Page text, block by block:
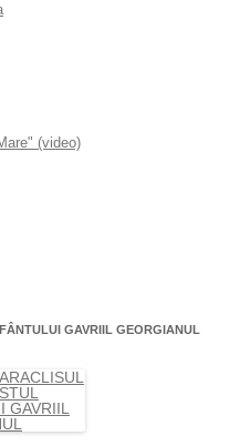
(video)
GAVRIIL GEORGIANUL